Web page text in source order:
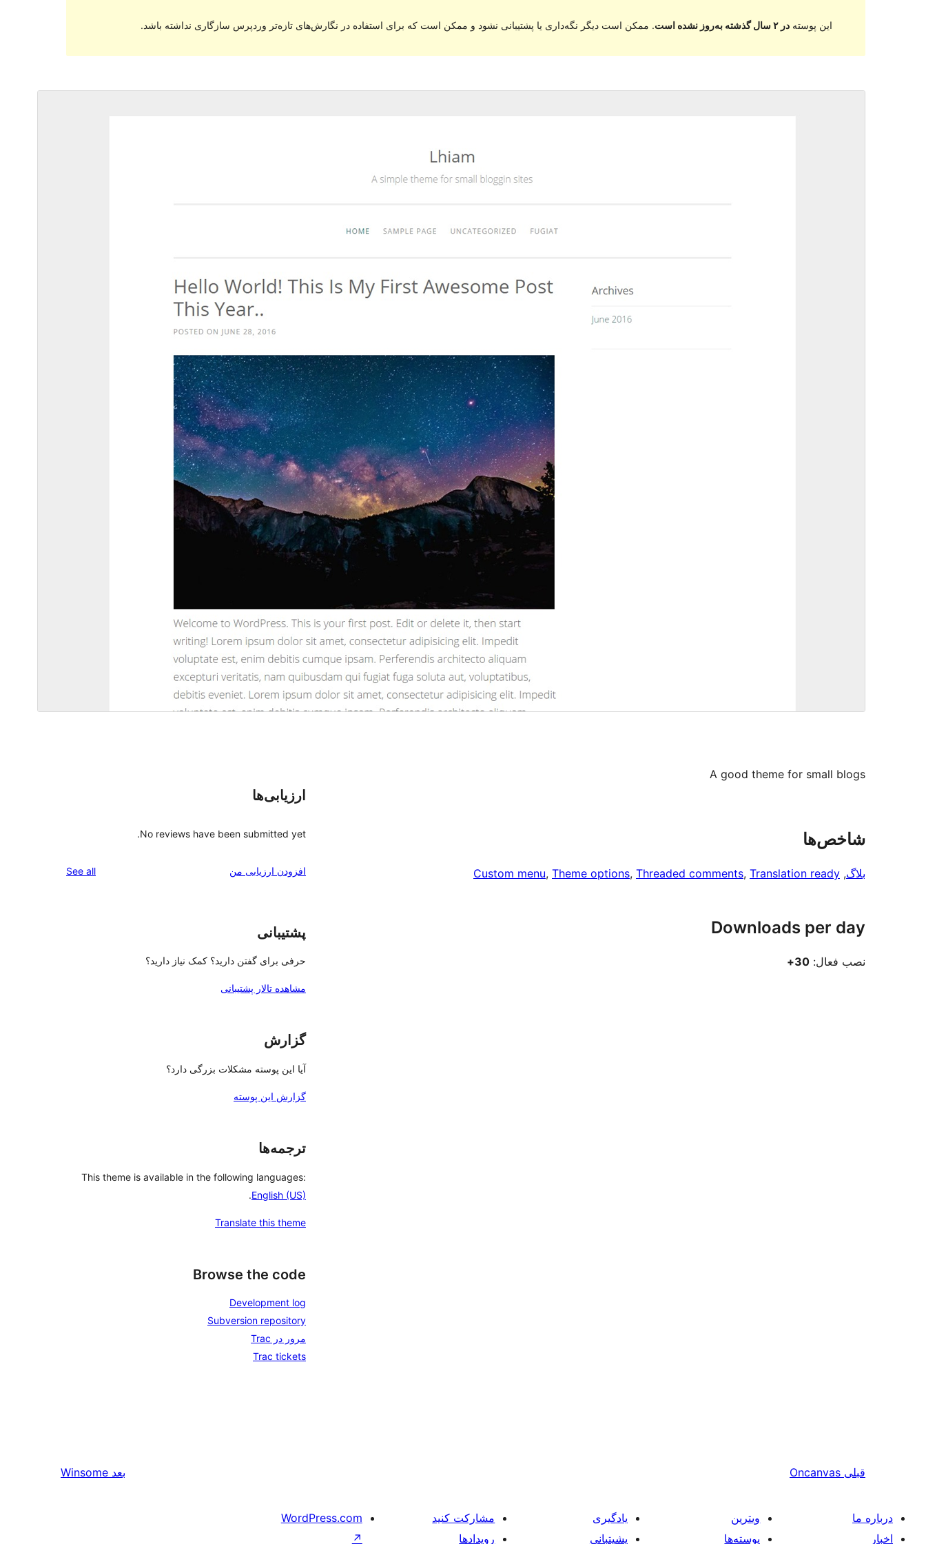
این پوستهدر ۲ سال گذشته به‌روز نشده است . ممکن است دیگر نگه‌داری یا پشتیبانی نشود و ممکن است که برای استفاده در نگارش‌های تازه‌تر وردپرس سازگاری نداشته باشد.
A good theme for small blogs
شاخص‌ها
بلاگ,
Custom menu, Theme options, Threaded comments, Translation ready
Downloads per day
نصب فعال: 30+
ارزیابی‌ها
No reviews have been submitted yet.
افزودن ارزیابی من See all
پشتیبانی
حرفی برای گفتن دارید؟ کمک نیاز دارید؟
مشاهده تالار پشتیبانی
گزارش
آیا این پوسته مشکلات بزرگی دارد؟
گزارش این پوسته
ترجمه‌ها
This theme is available in the following languages:
English (US)
.
Translate this theme
Browse the code
Development log
Subversion repository
مرور در Trac
Trac tickets
قبلی Oncanvas بعد Winsome
درباره ما
اخبار
ویترین
پوسته‌ها
یادگیری
پشیتبانی
مشارکت کنید
رویدادها
WordPress.com
↗